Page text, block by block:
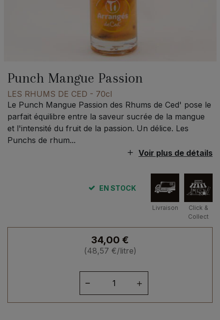
Punch Mangue Passion
LES RHUMS DE CED - 70cl
Le Punch Mangue Passion des Rhums de Ced' pose le
parfait équilibre entre la saveur sucrée de la mangue
et l'intensité du fruit de la passion. Un délice. Les
Punchs de rhum...
Voir plus de détails
EN STOCK
Livraison
Click &
Collect
34,00 €
(48,57 €/litre)
Punch